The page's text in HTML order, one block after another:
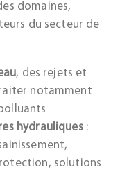
domaines,
du secteur de
, des rejets et
notamment
hydrauliques:
solutions